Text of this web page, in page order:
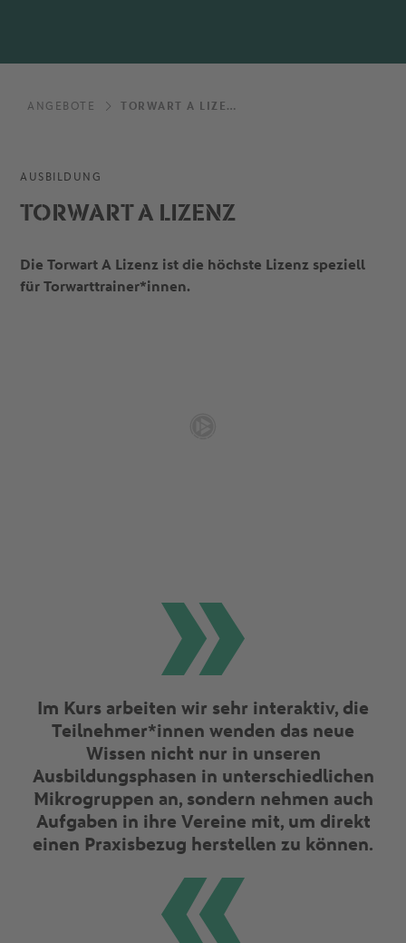
ANGEBOTE TORWART A LIZENZ
AUSBILDUNG
TORWART A LIZENZ
Die Torwart A Lizenz ist die höchste Lizenz speziell
für Torwarttrainer*innen.
Im Kurs arbeiten wir sehr interaktiv, die
Teilnehmer*innen wenden das neue
Wissen nicht nur in unseren
Ausbildungsphasen in unterschiedlichen
Mikrogruppen an, sondern nehmen auch
Aufgaben in ihre Vereine mit, um direkt
einen Praxisbezug herstellen zu können.